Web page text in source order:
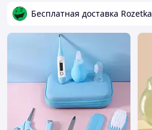
Бесплатная доставка Rozetka